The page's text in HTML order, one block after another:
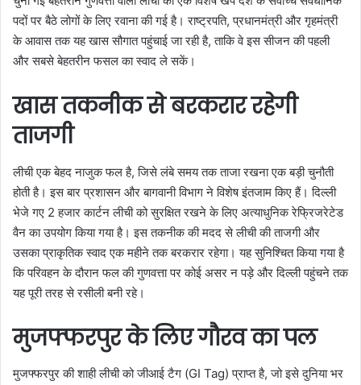
पदों पर बैठे लोगों के लिए रवाना की गई है। राष्ट्रपति, प्रधानमंत्री और गृहमंत्री
के आवास तक यह खास सौगात पहुंचाई जा रही है, ताकि वे इस सीजन की पहली
और सबसे बेहतरीन फसल का स्वाद ले सकें।
खास तकनीक से बरकरार रहेगी
ताजगी
लीची एक बेहद नाजुक फल है, जिसे लंबे समय तक ताजा रखना एक बड़ी चुनौती
होती है। इस बार प्रशासन और बागवानी विभाग ने विशेष इंतजाम किए हैं। दिल्ली
भेजे गए 2 हजार कार्टन लीची को सुरक्षित रखने के लिए अत्याधुनिक रेफ्रिजरेटेड
वैन का उपयोग किया गया है। इस तकनीक की मदद से लीची की ताजगी और
उसका प्राकृतिक स्वाद एक महीने तक बरकरार रहेगा। यह सुनिश्चित किया गया है
कि परिवहन के दौरान फल की गुणवत्ता पर कोई असर न पड़े और दिल्ली पहुंचने तक
यह पूरी तरह से रसीली बनी रहे।
मुजफ्फरपुर के लिए गौरव का पल
मुजफ्फरपुर की शाही लीची को जीआई टैग (GI Tag) प्राप्त है, जो इसे दुनिया भर